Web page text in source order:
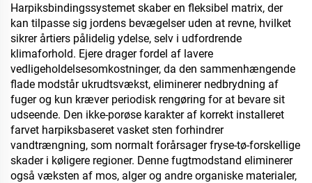
Harpiksbindingssystemet skaber en fleksibel matrix, der
kan tilpasse sig jordens bevægelser uden at revne, hvilket
sikrer årtiers pålidelig ydelse, selv i udfordrende
klimaforhold. Ejere drager fordel af lavere
vedligeholdelsesomkostninger, da den sammenhængende
flade modstår ukrudtsvækst, eliminerer nedbrydning af
fuger og kun kræver periodisk rengøring for at bevare sit
udseende. Den ikke-porøse karakter af korrekt installeret
farvet harpiksbaseret vasket sten forhindrer
vandtrængning, som normalt forårsager fryse-tø-forskellige
skader i køligere regioner. Denne fugtmodstand eliminerer
også væksten af mos, alger og andre organiske materialer,